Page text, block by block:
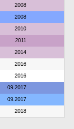
2008
2008
2010
2011
2014
2016
2016
09.2017
09.2017
2018